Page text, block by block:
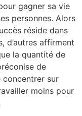
gagner sa vie
personnes. Alors
réside dans
d’autres affirment
la quantité de
de
concentrer sur
moins pour